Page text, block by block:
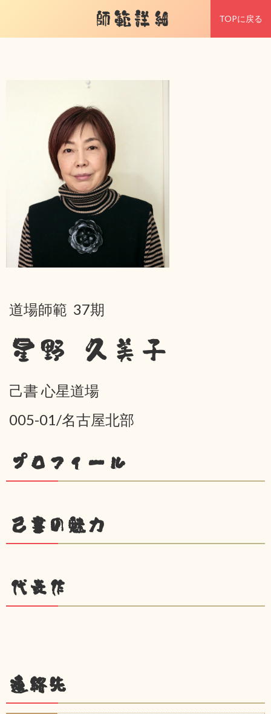
師範詳細 TOPに戻る
道場師範 37期
星野 久美子
己書 心星道場
005-01/名古屋北部
プロフィール
己書の魅力
代表作
連絡先